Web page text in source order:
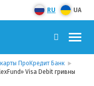
RU UA
ПроКредит Банк
Visa Debit гривны